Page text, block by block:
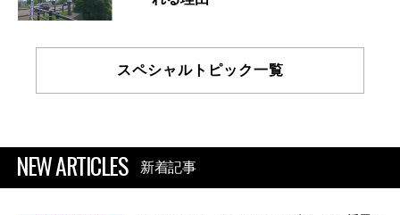
スペシャルトピック一覧
NEW ARTICLES 新着記事